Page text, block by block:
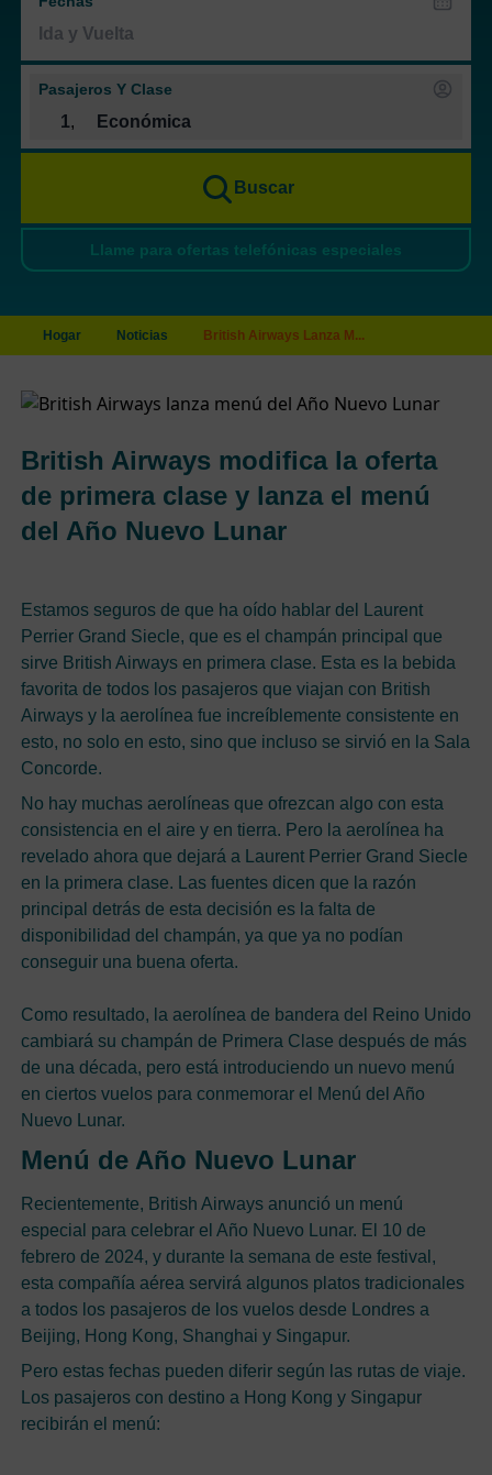
Pasajeros Y Clase
1, Económica
Buscar
Llame para ofertas telefónicas especiales
Hogar Noticias British Airways Lanza M...
British Airways modifica la oferta
de primera clase y lanza el menú
del Año Nuevo Lunar
Estamos seguros de que ha oído hablar del Laurent
Perrier Grand Siecle, que es el champán principal que
sirve British Airways en primera clase. Esta es la bebida
favorita de todos los pasajeros que viajan con British
Airways y la aerolínea fue increíblemente consistente en
esto, no solo en esto, sino que incluso se sirvió en la Sala
Concorde.
No hay muchas aerolíneas que ofrezcan algo con esta
consistencia en el aire y en tierra. Pero la aerolínea ha
revelado ahora que dejará a Laurent Perrier Grand Siecle
en la primera clase. Las fuentes dicen que la razón
principal detrás de esta decisión es la falta de
disponibilidad del champán, ya que ya no podían
conseguir una buena oferta.
Como resultado, la aerolínea de bandera del Reino Unido
cambiará su champán de Primera Clase después de más
de una década, pero está introduciendo un nuevo menú
en ciertos vuelos para conmemorar el Menú del Año
Nuevo Lunar.
Menú de Año Nuevo Lunar
Recientemente, British Airways anunció un menú
especial para celebrar el Año Nuevo Lunar. El 10 de
febrero de 2024, y durante la semana de este festival,
esta compañía aérea servirá algunos platos tradicionales
a todos los pasajeros de los vuelos desde Londres a
Beijing, Hong Kong, Shanghai y Singapur.
Pero estas fechas pueden diferir según las rutas de viaje.
Los pasajeros con destino a Hong Kong y Singapur
recibirán el menú: